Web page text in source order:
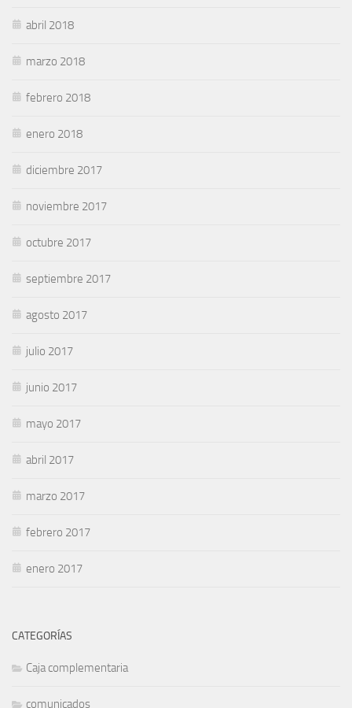
abril 2018
marzo 2018
febrero 2018
enero 2018
diciembre 2017
noviembre 2017
octubre 2017
septiembre 2017
agosto 2017
julio 2017
junio 2017
mayo 2017
abril 2017
marzo 2017
febrero 2017
enero 2017
CATEGORÍAS
Caja complementaria
comunicados